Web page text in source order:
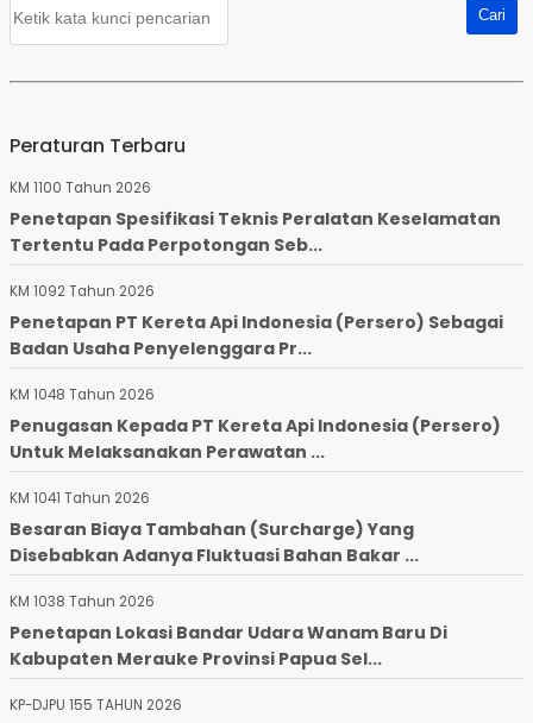
Peraturan Terbaru
KM 1100 Tahun 2026
Penetapan Spesifikasi Teknis Peralatan Keselamatan
Tertentu Pada Perpotongan Seb...
KM 1092 Tahun 2026
Penetapan PT Kereta Api Indonesia (Persero) Sebagai
Badan Usaha Penyelenggara Pr...
KM 1048 Tahun 2026
Penugasan Kepada PT Kereta Api Indonesia (Persero)
Untuk Melaksanakan Perawatan ...
KM 1041 Tahun 2026
Besaran Biaya Tambahan (Surcharge) Yang
Disebabkan Adanya Fluktuasi Bahan Bakar ...
KM 1038 Tahun 2026
Penetapan Lokasi Bandar Udara Wanam Baru Di
Kabupaten Merauke Provinsi Papua Sel...
KP-DJPU 155 TAHUN 2026